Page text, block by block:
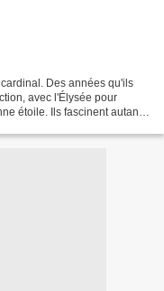
Des années qu'ils
avec l'Élysée pour
étoile. Ils fascinent autant